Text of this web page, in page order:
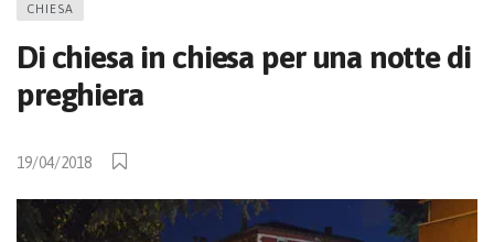
CHIESA
Di chiesa in chiesa per una notte di
preghiera
19/04/2018